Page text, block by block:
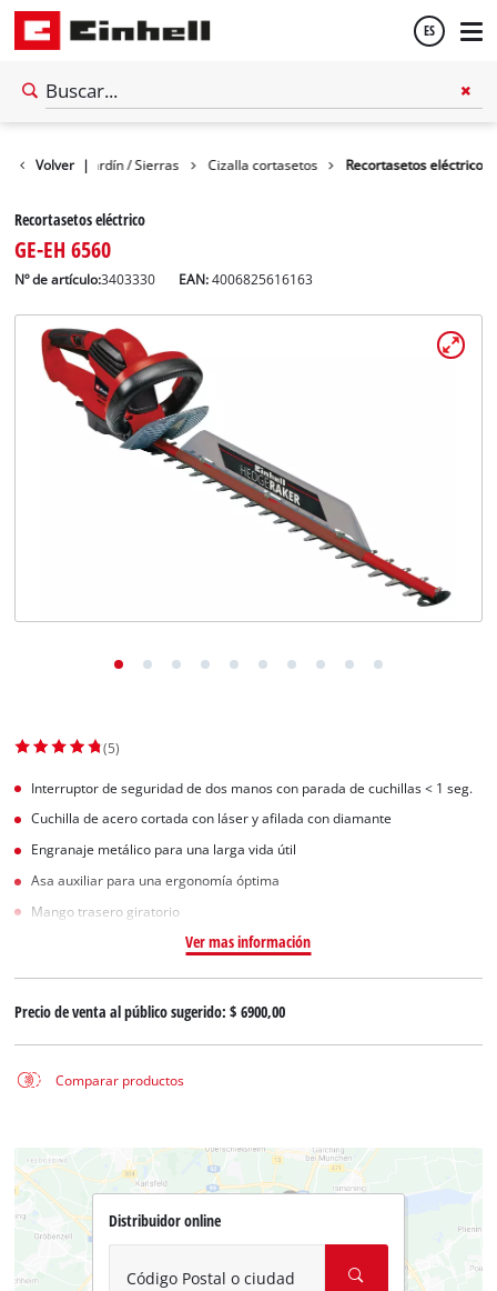
ES
Volver |
Tijeras de jardín / Sierras Cizalla cortasetos Recortasetos eléctrico
Recortasetos eléctrico
GE-EH 6560
Nº de artículo:3403330 EAN:4006825616163
(5)
Interruptor de seguridad de dos manos con parada de cuchillas < 1 seg.
Cuchilla de acero cortada con láser y afilada con diamante
Engranaje metálico para una larga vida útil
Asa auxiliar para una ergonomía óptima
Mango trasero giratorio
Ver mas información
Precio de venta al público sugerido:$ 6900,00
Comparar productos
Distribuidor online
Código Postal o ciudad